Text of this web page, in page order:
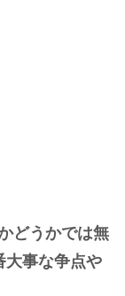
どうかでは無
大事な争点や